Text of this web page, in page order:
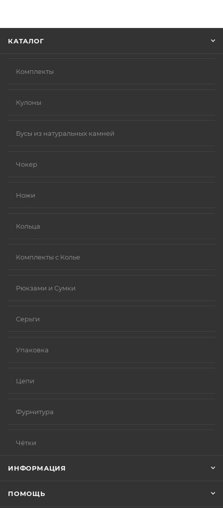
КАТАЛОГ
Комплекты
Кулоны
Бусы из натуральных камней
Чокер
Ножи
Кольца
Комплекты с Колье
Рюкзами и Сумки
Серьги
Упаковка
Цепи
Фурнитура
Чётки
ИНФОРМАЦИЯ
ПОМОЩЬ